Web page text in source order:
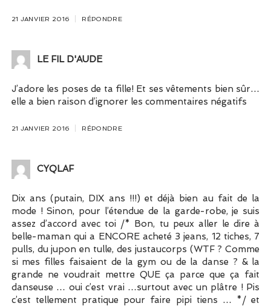
21 JANVIER 2016 RÉPONDRE
LE FIL D'AUDE
J’adore les poses de ta fille! Et ses vêtements bien sûr…
elle a bien raison d’ignorer les commentaires négatifs
21 JANVIER 2016 RÉPONDRE
CYQLAF
Dix ans (putain, DIX ans !!!) et déjà bien au fait de la
mode ! Sinon, pour l’étendue de la garde-robe, je suis
assez d’accord avec toi /* Bon, tu peux aller le dire à
belle-maman qui a ENCORE acheté 3 jeans, 12 tiches, 7
pulls, du jupon en tulle, des justaucorps (WTF ? Comme
si mes filles faisaient de la gym ou de la danse ? & la
grande ne voudrait mettre QUE ça parce que ça fait
danseuse … oui c’est vrai …surtout avec un plâtre ! Pis
c’est tellement pratique pour faire pipi tiens … */ et